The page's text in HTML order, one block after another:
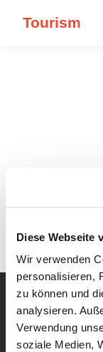
Diese Webseite
Wir verwenden
personalisieren,
zu können und
analysieren.
Verwendung
soziale Medien,
Tourism